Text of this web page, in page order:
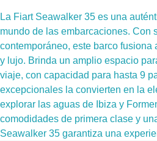
La Fiart Seawalker 35 es una
mundo de las embarcaciones. Con
contemporáneo, este barco fusiona
y lujo. Brinda un amplio espacio
viaje, con capacidad para hasta 9
excepcionales la convierten en la
explorar las aguas de Ibiza y
comodidades de primera clase y
Seawalker 35 garantiza una